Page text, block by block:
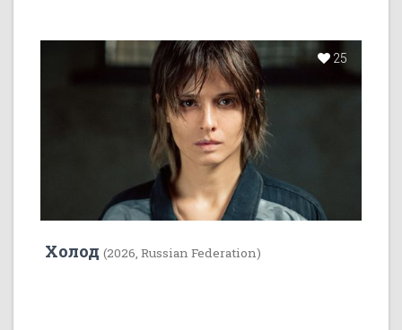
25
Холод (2026, Russian Federation)